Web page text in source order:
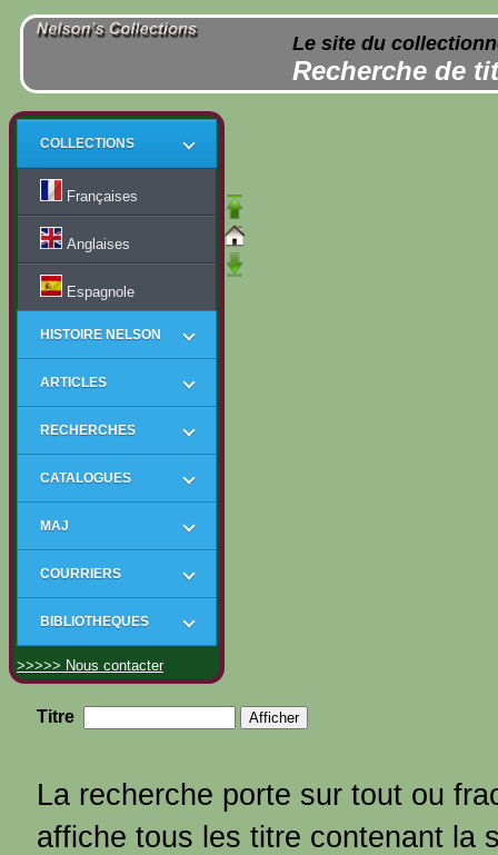
Le site du
Recherche de
COLLECTIONS
Françaises
Anglaises
Espagnole
HISTOIRE NELSON
ARTICLES
RECHERCHES
CATALOGUES
MAJ
COURRIERS
BIBLIOTHEQUES
>>>>> Nous contacter
Titre
La recherche porte sur tout ou
affiche tous les titre contenant la